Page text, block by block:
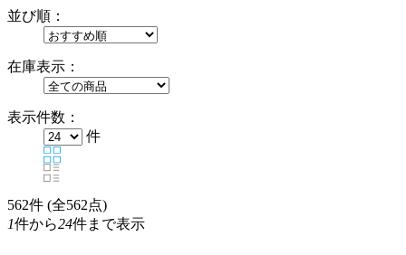
並び順：
在庫表示：
表示件数：
件
562件 (全562点)
1件から24件まで表示